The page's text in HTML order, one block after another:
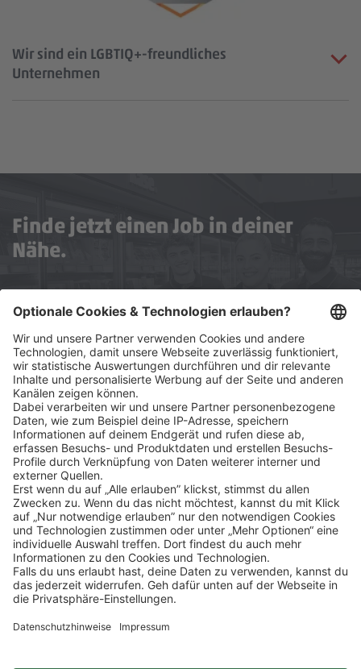
Wir sind ein LGBTIQ+-freundliches
Unternehmen
Finde jetzt einen Job in deiner
Nähe.
Klickehier, um alle offenen Jobs zu sehen.
Impressum Datenschutz
Privatsphäre-Einstellungen
Veranstaltungen
FAQ
Sitemap